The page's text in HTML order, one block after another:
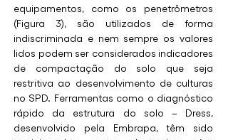
equipamentos, como os penetrômetros
(Figura 3), são utilizados de forma
indiscriminada e nem sempre os valores
lidos podem ser considerados indicadores
de compactação do solo que seja
restritiva ao desenvolvimento de culturas
no SPD. Ferramentas como o diagnóstico
rápido da estrutura do solo – Dress,
desenvolvido pela Embrapa, têm sido